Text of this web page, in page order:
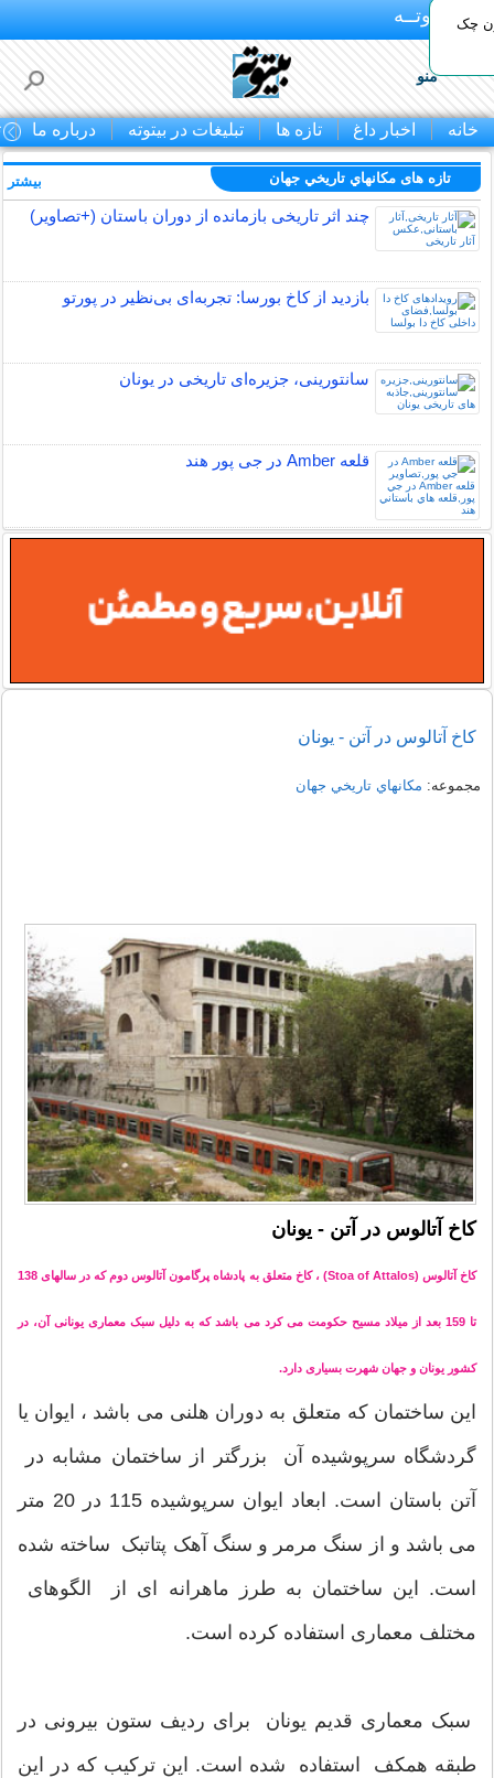
بـیتوتــه
منو
خانه اخبار داغ تازه ها تبلیغات در بیتوته درباره ما
چک
تازه های مكانهاي تاريخي جهان
چند اثر تاریخی بازمانده از دوران باستان (+تصاویر)
بازدید از کاخ بورسا: تجربه‌ای بی‌نظیر در پورتو
سانتورینی، جزیره‌ای تاریخی در یونان
قلعه Amber در جی پور هند
بیشتر
کاخ آتالوس در آتن - یونان
مجموعه: مكانهاي تاريخي جهان
کاخ آتالوس در آتن - یونان
کاخ آتالوس (Stoa of Attalos) ، کاخ متعلق به پادشاه پرگامون آتالوس دوم که در سالهای 138
تا 159 بعد از میلاد مسیح حکومت می کرد می باشد که به دلیل سبک معماری یونانی آن، در
کشور یونان و جهان شهرت بسیاری دارد.
این ساختمان که متعلق به دوران هلنی می باشد ، ایوان یا
گردشگاه سرپوشیده آن بزرگتر از ساختمان مشابه در
آتن باستان است. ابعاد ایوان سرپوشیده 115 در 20 متر
می باشد و از سنگ مرمر و سنگ آهک پتاتبک ساخته شده
است. این ساختمان به طرز ماهرانه ای از الگوهای
مختلف معماری استفاده کرده است.
سبک معماری قدیم یونان برای ردیف ستون بیرونی در
طبقه همکف استفاده شده است. این ترکیب که در این